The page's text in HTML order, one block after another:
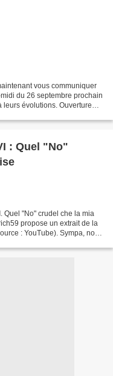
vous communiquer
du 26 septembre prochain
évolutions. Ouverture
: Quel "No"
Quel "No" crudel che la mia
propose un extrait de la
: YouTube). Sympa, non